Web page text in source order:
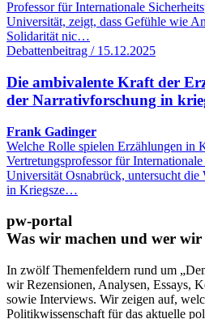
Professor für Internationale
Universität, zeigt, dass Gefühle wie
Solidarität nic…
Debattenbeitrag / 15.12.2025
Die ambivalente Kraft der
der Narrativforschung in
Frank Gadinger
Welche Rolle spielen Erzählungen in
Vertretungsprofessor für
Universität Osnabrück, untersucht
in Kriegsze…
pw-portal
Was wir machen und wer wir
In zwölf Themenfeldern rund um
wir Rezensionen, Analysen, Essays,
sowie Interviews. Wir zeigen auf,
Politikwissenschaft für das aktuelle